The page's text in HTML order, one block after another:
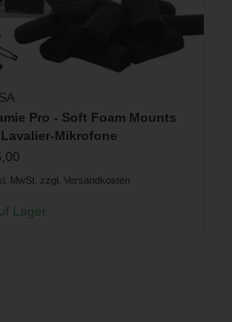
Pro - Soft Foam Mounts
Mikrofone
MwSt. zzgl. Versandkosten
Lager